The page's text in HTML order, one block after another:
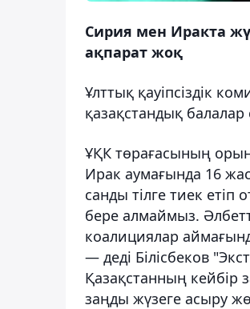
Сирия мен Иракта
ақпарат жоқ
Ұлттық қауіпсіздік
қазақстандық
ҰҚК төрағасының
Ирак аумағында 16
санды тілге тиек етіп
бере алмаймыз.
коалициялар
— деді Білісбеков
Қазақстанның кейбір
заңды жүзеге асыру